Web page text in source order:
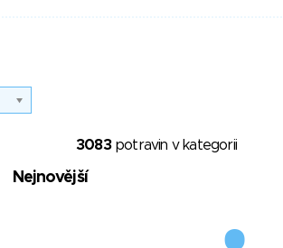
3083potravin v kategorii
Nejnovější